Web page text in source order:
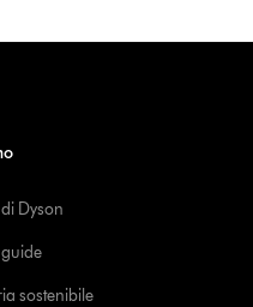
Dyson
sostenibile